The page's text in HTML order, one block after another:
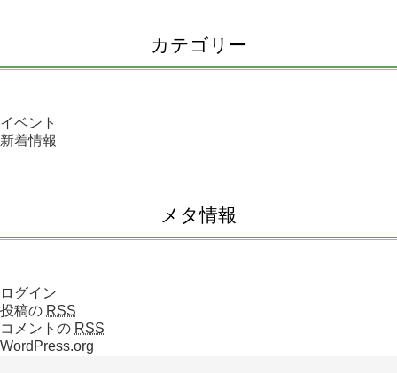
カテゴリー
イベント
新着情報
メタ情報
ログイン
投稿の RSS
コメントの RSS
WordPress.org